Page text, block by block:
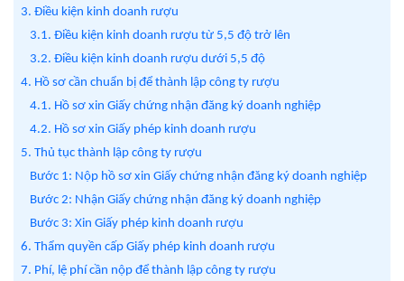
3. Điều kiện kinh doanh rượu
3.1. Điều kiện kinh doanh rượu từ 5,5 độ trở lên
3.2. Điều kiện kinh doanh rượu dưới 5,5 độ
4. Hồ sơ cần chuẩn bị để thành lập công ty rượu
4.1. Hồ sơ xin Giấy chứng nhận đăng ký doanh nghiệp
4.2. Hồ sơ xin Giấy phép kinh doanh rượu
5. Thủ tục thành lập công ty rượu
Bước 1: Nộp hồ sơ xin Giấy chứng nhận đăng ký doanh nghiệp
Bước 2: Nhận Giấy chứng nhận đăng ký doanh nghiệp
Bước 3: Xin Giấy phép kinh doanh rượu
6. Thẩm quyền cấp Giấy phép kinh doanh rượu
7. Phí, lệ phí cần nộp để thành lập công ty rượu